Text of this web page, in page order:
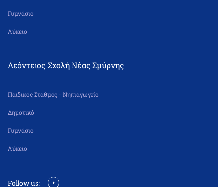
Γυμνάσιο
Λύκειο
Λεόντειος Σχολή Νέας Σμύρνης
Παιδικός Σταθμός - Νηπιαγωγείο
Δημοτικό
Γυμνάσιο
Λύκειο
Follow us: